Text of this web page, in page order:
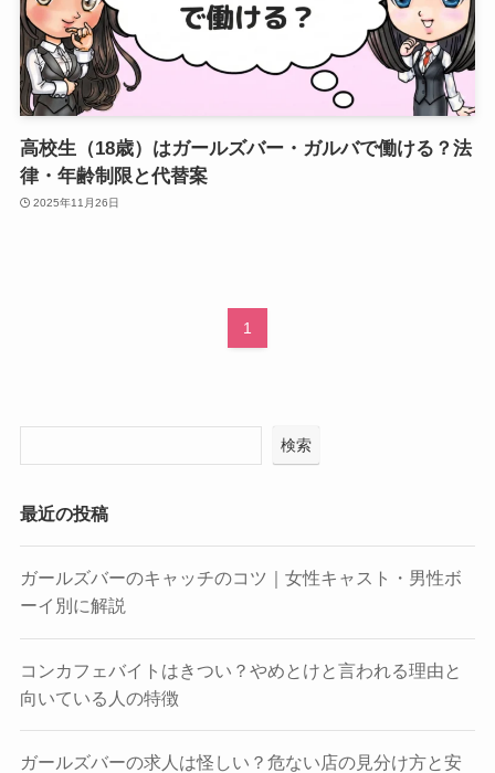
高校生（18歳）はガールズバー・ガルバで働ける？法
律・年齢制限と代替案
2025年11月26日
1
検索
最近の投稿
ガールズバーのキャッチのコツ｜女性キャスト・男性ボ
ーイ別に解説
コンカフェバイトはきつい？やめとけと言われる理由と
向いている人の特徴
ガールズバーの求人は怪しい？危ない店の見分け方と安